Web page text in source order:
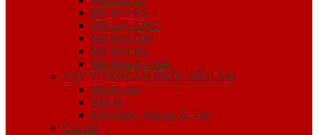
Mặt bích BS
Mặt bích ANSI
Mặt bích DIN
Mặt bích mù
Mặt bích gia công
VẬT TƯ KHOAN NHỒI, SIÊU ÂM
Măng sông
Nắp bịt
Kẽm buộc, bulong, ốc viss
Cóc nối